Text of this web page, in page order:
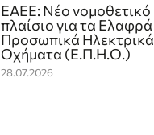
ΕΑΕΕ: Νέο νομοθετικό
πλαίσιο για τα Ελαφρά
Προσωπικά Ηλεκτρικά
Οχήματα (Ε.Π.Η.Ο.)
28.07.2026